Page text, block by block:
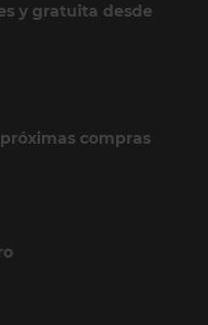
y gratuita desde
compras